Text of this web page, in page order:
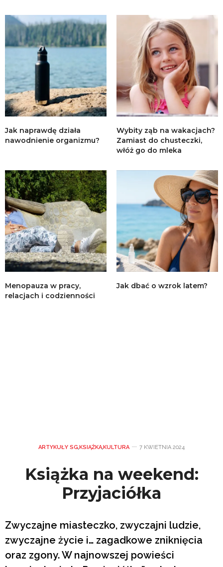
Jak naprawdę działa
nawodnienie organizmu?
Wybity ząb na wakacjach?
Zamiast do chusteczki,
włóż go do mleka
Menopauza w pracy,
relacjach i codzienności
Jak dbać o wzrok latem?
ARTYKUŁY SG,KSIĄŻKA,KULTURA 7 KWIETNIA 2024
Książka na weekend:
Przyjaciółka
Zwyczajne miasteczko, zwyczajni ludzie,
zwyczajne życie i… zagadkowe zniknięcia
oraz zgony. W najnowszej powieści